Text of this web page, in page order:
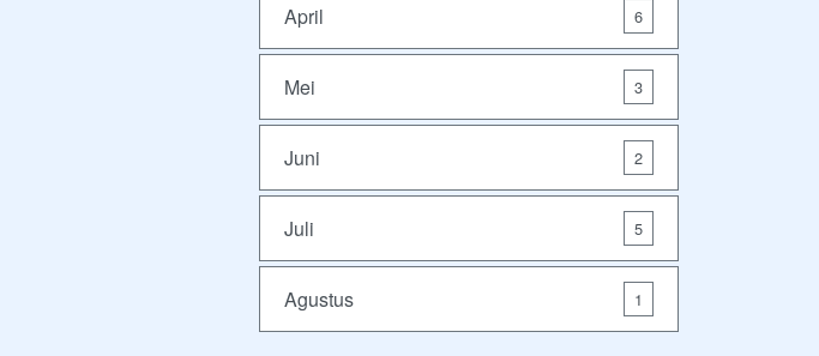
April 6
Mei 3
Juni 2
Juli 5
Agustus 1